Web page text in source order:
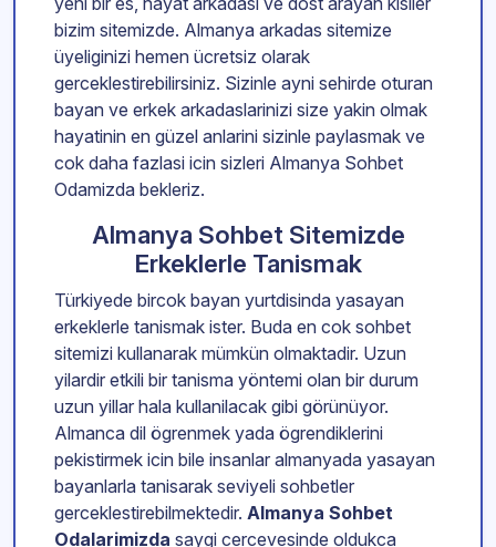
bizim sitemizde. Almanya arkadas sitemize
üyeliginizi hemen ücretsiz olarak
gerceklestirebilirsiniz. Sizinle ayni sehirde oturan
bayan ve erkek arkadaslarinizi size yakin olmak
hayatinin en güzel anlarini sizinle paylasmak ve
cok daha fazlasi icin sizleri Almanya Sohbet
Odamizda bekleriz.
Almanya Sohbet Sitemizde
Erkeklerle Tanismak
Türkiyede bircok bayan yurtdisinda yasayan
erkeklerle tanismak ister. Buda en cok sohbet
sitemizi kullanarak mümkün olmaktadir. Uzun
yilardir etkili bir tanisma yöntemi olan bir durum
uzun yillar hala kullanilacak gibi görünüyor.
Almanca dil ögrenmek yada ögrendiklerini
pekistirmek icin bile insanlar almanyada yasayan
bayanlarla tanisarak seviyeli sohbetler
gerceklestirebilmektedir. Almanya Sohbet
Odalarimizda saygi cercevesinde oldukca